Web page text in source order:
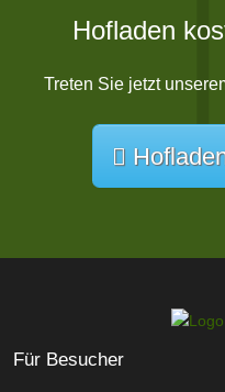
Hofladen
Treten Sie jetzt
Für Besucher